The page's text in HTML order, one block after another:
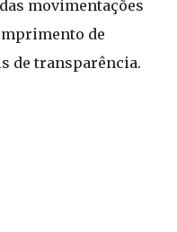
movimentações
de
de transparência.